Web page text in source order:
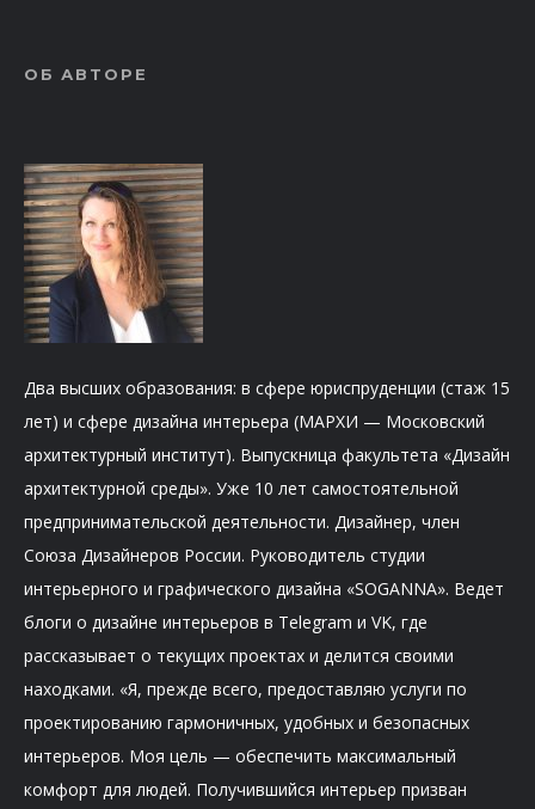
ОБ АВТОРЕ
Два высших образования: в сфере юриспруденции (стаж 15
лет) и сфере дизайна интерьера (МАРХИ — Московский
архитектурный институт). Выпускница факультета «Дизайн
архитектурной среды». Уже 10 лет самостоятельной
предпринимательской деятельности. Дизайнер, член
Союза Дизайнеров России. Руководитель студии
интерьерного и графического дизайна «SOGANNA». Ведет
блоги о дизайне интерьеров в Telegram и VK, где
рассказывает о текущих проектах и делится своими
находками. «Я, прежде всего, предоставляю услуги по
проектированию гармоничных, удобных и безопасных
интерьеров. Моя цель — обеспечить максимальный
комфорт для людей. Получившийся интерьер призван